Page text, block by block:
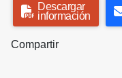
Descargar
información
Compartir